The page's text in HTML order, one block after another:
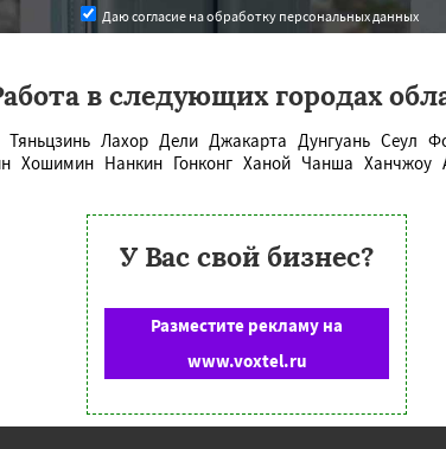
Даю согласие на обработку персональных данных
в следующих городах
Тяньцзинь Лахор Дели Джакарта Дунгуань Сеул
Хошимин Нанкин Гонконг Ханой Чанша Ханчжоу
У Вас свой бизнес?
Разместите рекламу на
www.voxtel.ru